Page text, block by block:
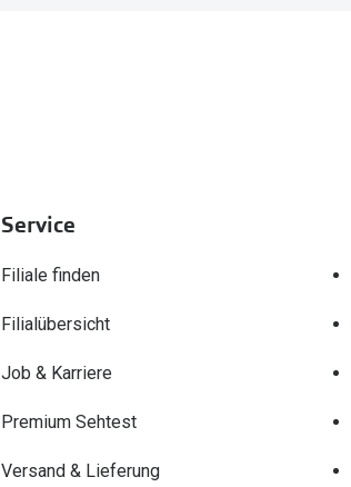
Service
Filiale finden
Filialübersicht
Job & Karriere
Premium Sehtest
Versand & Lieferung